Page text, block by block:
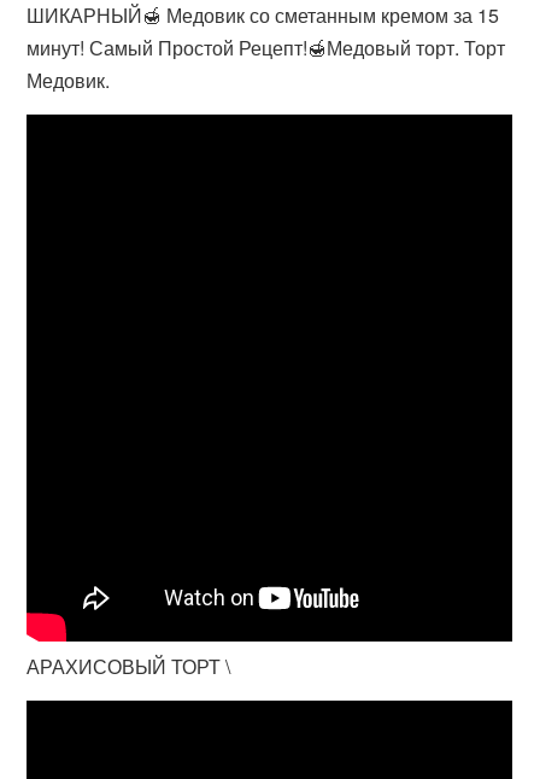
ШИКАРНЫЙ🍯 Медовик со сметанным кремом за 15
минут! Самый Простой Рецепт!🍯Медовый торт. Торт
Медовик.
АРАХИСОВЫЙ ТОРТ \